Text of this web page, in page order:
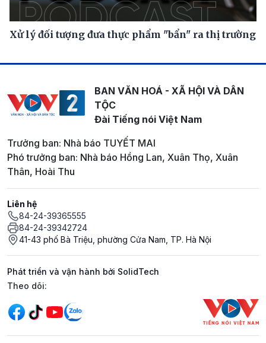
Xử lý đối tượng đưa thực phẩm "bẩn" ra thị trường
BAN VĂN HOÁ - XÃ HỘI VÀ DÂN
TỘC
Đài Tiếng nói Việt Nam
Trưởng ban: Nhà báo TUYẾT MAI
Phó trưởng ban: Nhà báo Hồng Lan, Xuân Thọ, Xuân
Thân, Hoài Thu
Liên hệ
84-24-39365555
84-24-39342724
41-43 phố Bà Triệu, phường Cửa Nam, TP. Hà Nội
Phát triển và vận hành bởi SolidTech
Mạng xã hội
Theo dõi: